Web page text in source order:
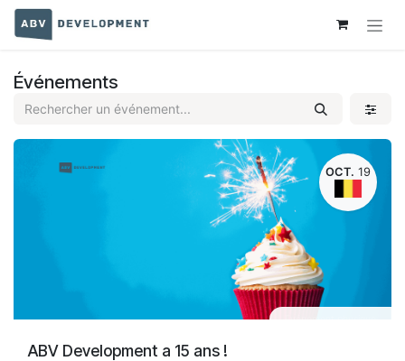
Se rendre au contenu
Événements
OCT. 19
ABV Development a 15 ans !